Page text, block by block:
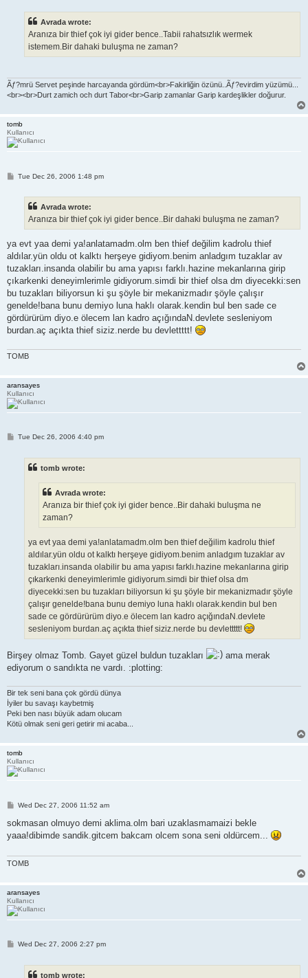
Avrada wrote:
Aranıza bir thief çok iyi gider bence..Tabii rahatsızlık wermek
istemem.Bir dahaki buluşma ne zaman?
Ãƒ?mrü Servet peşinde harcayanda gördüm<br>Fakirliğin özünü..Ãƒ?evirdim yüzümü...
<br><br>Durt zamich och durt Tabor<br>Garip zamanlar Garip kardeşlikler doğurur.
tomb
Kullanıcı
PTue Dec 26, 2006 1:48 pm
Avrada wrote:
Aranıza bir thief çok iyi gider bence..Bir dahaki buluşma ne zaman?
ya evt yaa demi ya!anlatamadm.olm ben thief değilim kadrolu thief
aldılar.yün oldu ot kalktı herşeye gidiyom.benim anladgım tuzaklar av
tuzakları.insanda olabilir bu ama yapısı farklı.hazine mekanlarına girip
çıkarkenki deneyimlerimle gidiyorum.simdi bir thief olsa dm diyecekki:sen
bu tuzakları biliyorsun ki şu şöyle bir mekanizmadır şöyle çalışır
genelde!bana bunu demiyo luna haklı olarak.kendin bul ben sade ce
gördürürüm diyo.e ölecem lan kadro açığındaN.devlete sesleniyom
burdan.aç açıkta thief siziz.nerde bu devlettttt!
TOMB
aransayes
Kullanıcı
PTue Dec 26, 2006 4:40 pm
tomb wrote:
Avrada wrote:
Aranıza bir thief çok iyi gider bence..Bir dahaki buluşma ne
zaman?
ya evt yaa demi ya!anlatamadm.olm ben thief değilim kadrolu thief
aldılar.yün oldu ot kalktı herşeye gidiyom.benim anladgım tuzaklar av
tuzakları.insanda olabilir bu ama yapısı farklı.hazine mekanlarına girip
çıkarkenki deneyimlerimle gidiyorum.simdi bir thief olsa dm
diyecekki:sen bu tuzakları biliyorsun ki şu şöyle bir mekanizmadır şöyle
çalışır genelde!bana bunu demiyo luna haklı olarak.kendin bul ben
sade ce gördürürüm diyo.e ölecem lan kadro açığındaN.devlete
sesleniyom burdan.aç açıkta thief siziz.nerde bu devlettttt!
Birşey olmaz Tomb. Gayet güzel buldun tuzakları
ama merak
ediyorum o sandıkta ne vardı. :plotting:
Bir tek seni bana çok gördü dünya
İyiler bu savaşı kaybetmiş
Peki ben nası büyük adam olucam
Kötü olmak seni geri getirir mi acaba...
tomb
Kullanıcı
P
s
Wed Dec 27, 2006 11:52 am
sokmasan olmuyo demi aklima.olm bari uzaklasmamaizi bekle
yaaa!dibimde sandik.gitcem bakcam olcem sona seni oldürcem...
TOMB
aransayes
Kullanıcı
PWed Dec 27, 2006 2:27 pm
tomb wrote: